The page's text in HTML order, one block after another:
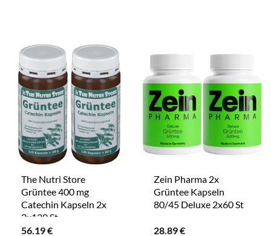
The Nutri Store
Grüntee 400 mg
Catechin Kapseln 2x
2x120 St
56.19€
Zein Pharma 2x
Grüntee Kapseln
80/45 Deluxe 2x60 St
28.89€